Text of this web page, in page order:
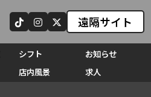
遠隔サイト
シフト
お知らせ
店内風景 求人